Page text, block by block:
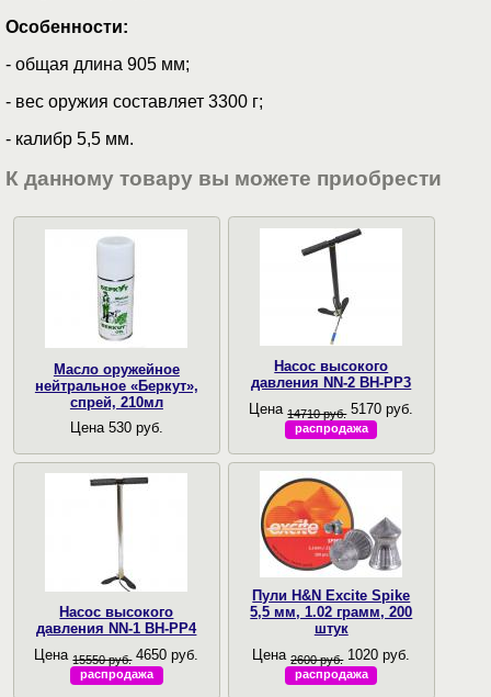
Особенности:
- общая длина 905 мм;
- вес оружия составляет 3300 г;
- калибр 5,5 мм.
К данному товару вы можете приобрести
Масло оружейное
нейтральное «Беркут»,
спрей, 210мл
Цена 530 руб.
Насос высокого
давления NN-2 BH-PP3
Цена 14710 руб. 5170 руб.
распродажа
Насос высокого
давления NN-1 BH-PP4
Цена 15550 руб. 4650 руб.
распродажа
Пули H&N Excite Spike
5,5 мм, 1.02 грамм, 200
штук
Цена2600 руб. 1020 руб.
распродажа